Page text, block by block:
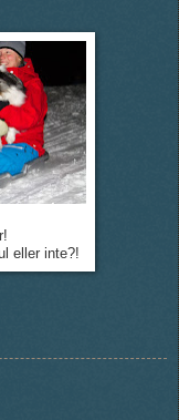
eller inte?!